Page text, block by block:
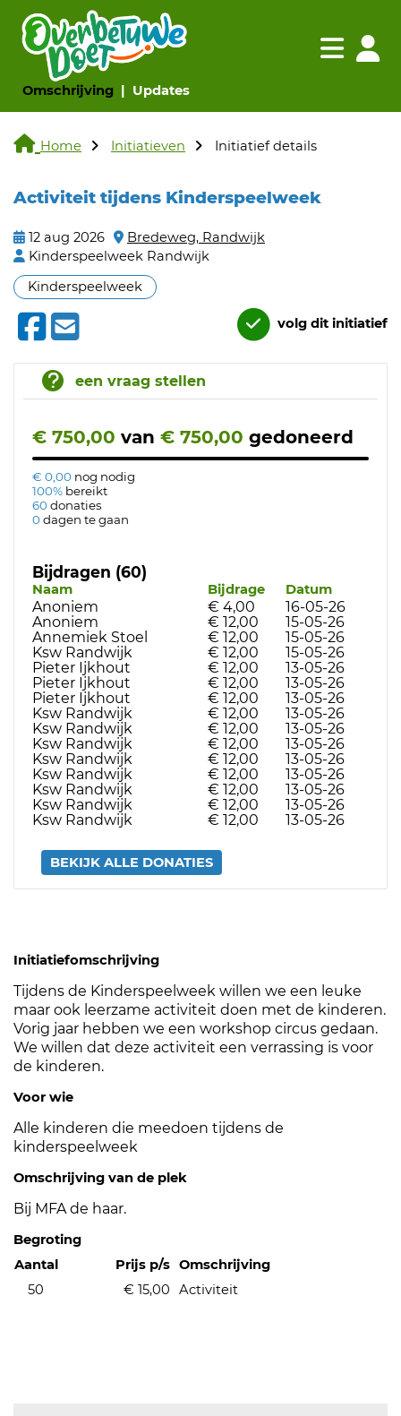
Omschrijving(huidige pagina)
Updates(huidige pagina)
Navigatie
Home Initiatieven Initiatief details
Activiteit tijdens Kinderspeelweek
12 aug 2026
Bredeweg, Randwijk
Kinderspeelweek Randwijk
Kinderspeelweek
volg dit initiatief
een vraag stellen
€ 750,00 van € 750,00 gedoneerd
€ 0,00 nog nodig
100% bereikt
60donaties
0dagen te gaan
Bijdragen (60)
Naam Bijdrage Datum
Anoniem € 4,00
16-05-26
Anoniem
€ 12,00
15-05-26
Annemiek Stoel
€ 12,00
15-05-26
Ksw Randwijk
€ 12,00
15-05-26
Pieter Ijkhout
€ 12,00
13-05-26
Pieter Ijkhout
€ 12,00
13-05-26
Pieter Ijkhout
€ 12,00
13-05-26
Ksw Randwijk
€ 12,00
13-05-26
Ksw Randwijk
€ 12,00
13-05-26
Ksw Randwijk
€ 12,00
13-05-26
Ksw Randwijk
€ 12,00
13-05-26
Ksw Randwijk
€ 12,00
13-05-26
Ksw Randwijk
€ 12,00
13-05-26
Ksw Randwijk
€ 12,00
13-05-26
Ksw Randwijk
€ 12,00 13-05-26
BEKIJK ALLE DONATIES
Initiatiefomschrijving
Tijdens de Kinderspeelweek willen we een leuke
maar ook leerzame activiteit doen met de kinderen.
Vorig jaar hebben we een workshop circus gedaan.
We willen dat deze activiteit een verrassing is voor
de kinderen.
Voor wie
Alle kinderen die meedoen tijdens de
kinderspeelweek
Omschrijving van de plek
Bij MFA de haar.
Begroting
Aantal
Prijs p/s Omschrijving
50
€ 15,00 Activiteit